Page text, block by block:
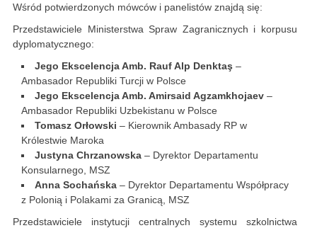
Wśród potwierdzonych mówców i panelistów znajdą się:
Przedstawiciele Ministerstwa Spraw Zagranicznych i korpusu
dyplomatycznego:
Jego Ekscelencja Amb. Rauf Alp Denktaş –
Ambasador Republiki Turcji w Polsce
Jego Ekscelencja Amb. Amirsaid Agzamkhojaev –
Ambasador Republiki Uzbekistanu w Polsce
Tomasz Orłowski – Kierownik Ambasady RP w
Królestwie Maroka
Justyna Chrzanowska – Dyrektor Departamentu
Konsularnego, MSZ
Anna Sochańska – Dyrektor Departamentu Współpracy
z Polonią i Polakami za Granicą, MSZ
Przedstawiciele instytucji centralnych systemu szkolnictwa